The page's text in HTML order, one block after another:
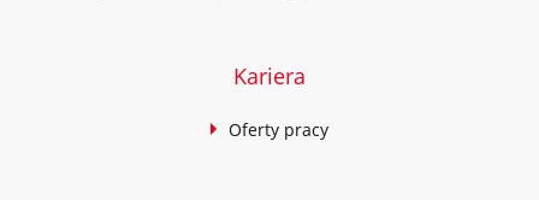
Kariera
Oferty pracy